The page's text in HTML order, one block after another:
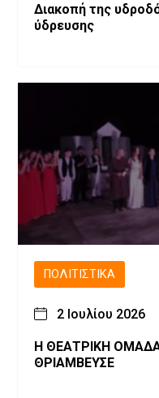
Διακοπή της
ύδρευσης
ΠΟΛΙΤΙΣΤΙΚΆ
2 Ιουλίου 2026
Η ΘΕΑΤΡΙΚΗ
ΘΡΙΑΜΒΕΥΣΕ